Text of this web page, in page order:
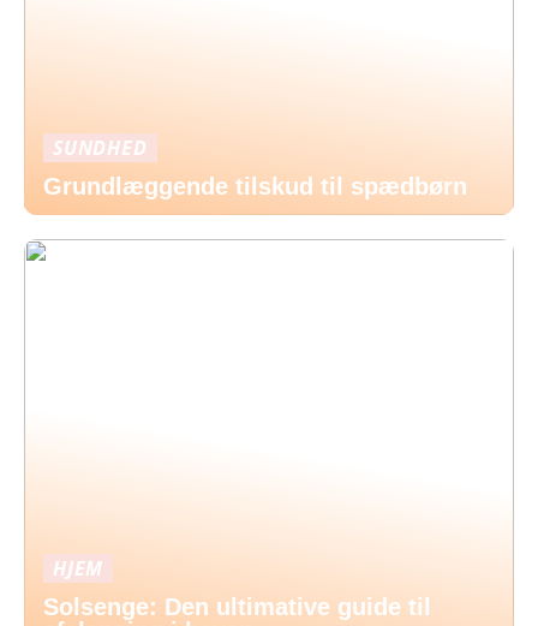
SUNDHED
Grundlæggende tilskud til spædbørn
HJEM
Solsenge: Den ultimative guide til